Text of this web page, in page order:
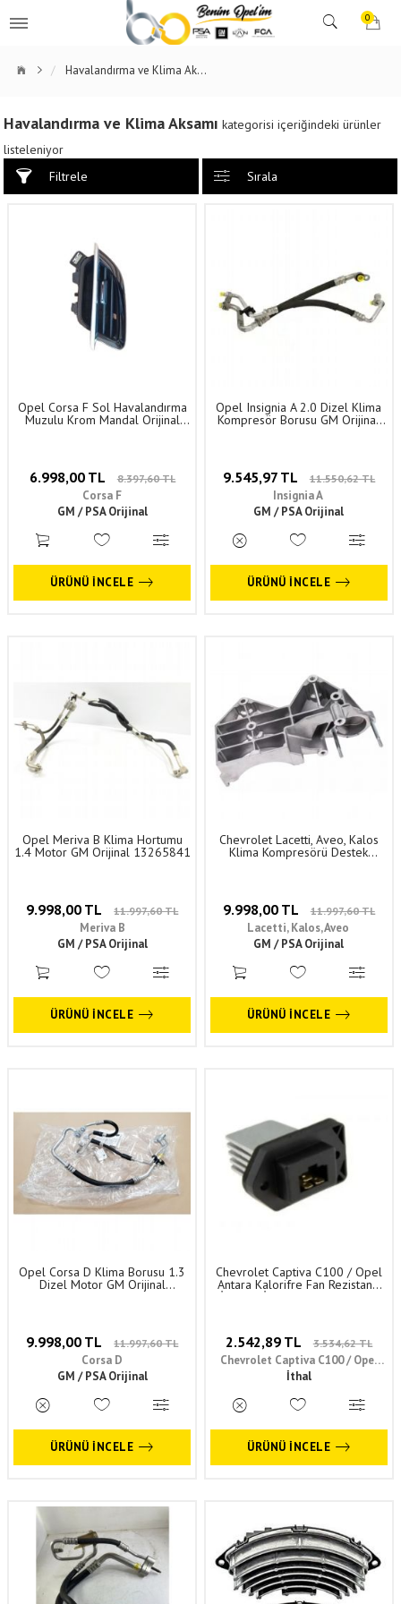
0
Havalandırma ve Klima Aksamı
Havalandırma ve Klima Aksamı kategorisi içeriğindeki ürünler
listeleniyor
Filtrele
Sırala
Opel Corsa F Sol Havalandırma
Muzulu Krom Mandal Orijinal
6.998,00 TL 8.397,60 TL
Corsa F
GM / PSA Orijinal
ÜRÜNÜ İNCELE
Opel Insignia A 2.0 Dizel Klima
Kompresör Borusu GM Orijinal
9.545,97 TL 11.550,62 TL
Insignia A
GM / PSA Orijinal
ÜRÜNÜ İNCELE
Opel Meriva B Klima Hortumu
1.4 Motor GM Orijinal 13265841
9.998,00 TL 11.997,60 TL
Meriva B
GM / PSA Orijinal
ÜRÜNÜ İNCELE
Chevrolet Lacetti, Aveo, Kalos
Klima Kompresörü Destek
Braketi GM Orijinal 96352822
9.998,00 TL 11.997,60 TL
Lacetti, Kalos, Aveo
GM / PSA Orijinal
ÜRÜNÜ İNCELE
Opel Corsa D Klima Borusu 1.3
Dizel Motor GM Orijinal
13338410 - 13203335
9.998,00 TL 11.997,60 TL
Corsa D
GM / PSA Orijinal
ÜRÜNÜ İNCELE
Chevrolet Captiva C100 / Opel
Antara Kalorifre Fan Rezistansı
İthal En İyi Kalite 96629733 -
2.542,89 TL 3.534,62 TL
Chevrolet Captiva C100 / Opel
Antara
İthal
ÜRÜNÜ İNCELE